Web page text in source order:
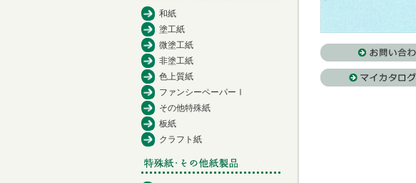
和紙
塗工紙
微塗工紙
非塗工紙
色上質紙
ファンシーペーパーⅠ
その他特殊紙
板紙
クラフト紙